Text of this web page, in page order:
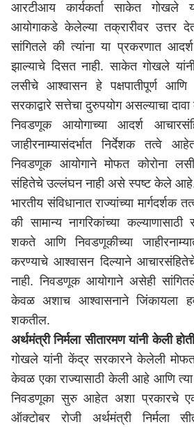
आरटीआय कार्यकर्ता साकेत गोखले
आयोगाकडे केलेल्या तक्रारीवर उत्तर
सांगितले की त्यांना या प्रकरणात
झाल्याचे दिसत नाही. साकेत गोखले
लसीचे आश्वासन हे पक्षपातीपूर्ण आणि
सरकाद्वारे सत्तेचा दुरुपयोग असल्याचा
निवडणूक आयोगाच्या आदर्श
जाहीरनाम्यासंदर्भात निर्देशक तत्वे
निवडणूक आयोगाने मोफत कोरोना
संहितेचे उल्लंघन नाही असे स्पष्ट केले
भारतीय संविधानात राज्यांच्या
की सामान्य नागरिकांच्या
शकते आणि निवडणूकीच्या
करण्याचे आश्वासन दिल्याने
नाही. निवडणूक आयोगाने असेही
केवळ अशाच आश्वासनाने जिंकायला
शकतील.
अर्थमंत्री निर्मला सीतारमण यांनी केली
गोखले यांनी केंद्र सरकारने केलेली मोफत
केवळ एका राज्यासाठी केली आहे आणि त्या
निवडणूका सुरु आहेत अशा प्रकारचे
ऑक्टोबर रोजी अर्थमंत्री निर्मला